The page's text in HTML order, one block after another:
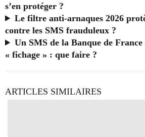
s’en protéger ?
Le filtre anti-arnaques 2026
contre les SMS frauduleux ?
Un SMS de la Banque de France
« fichage » : que faire ?
ARTICLES SIMILAIRES